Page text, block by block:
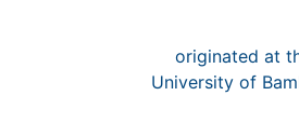
originated at
University of